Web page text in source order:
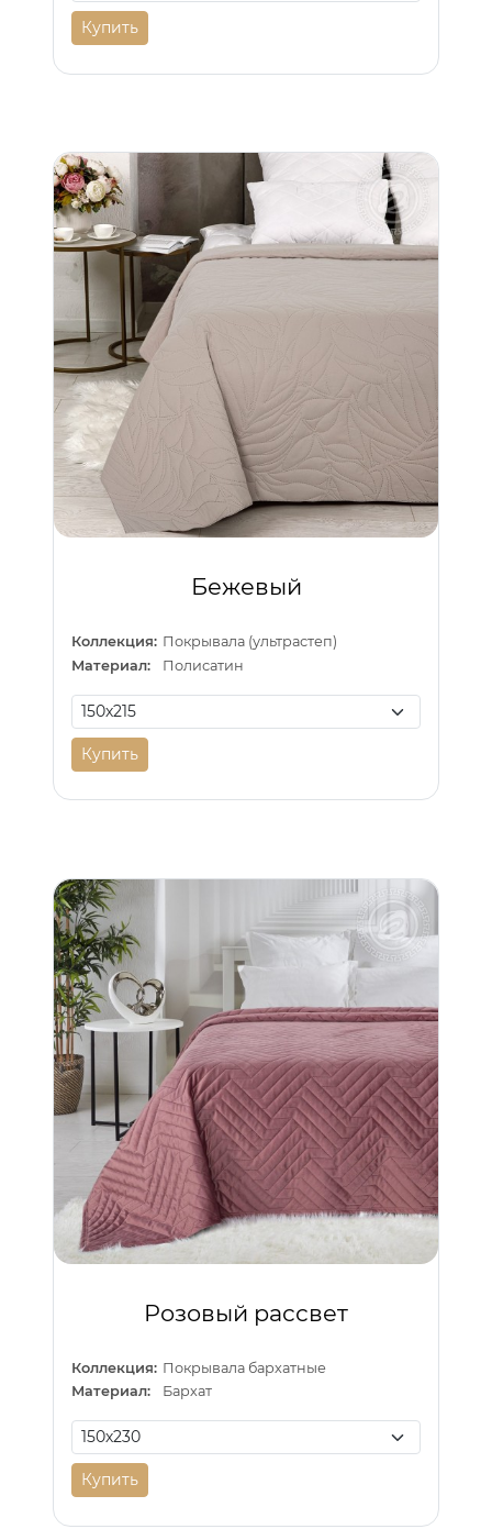
Купить
Бежевый
Коллекция: Покрывала (ультрастеп)
Материал:
Полисатин
Купить
Розовый рассвет
Коллекция: Покрывала бархатные
Материал:
Бархат
Купить